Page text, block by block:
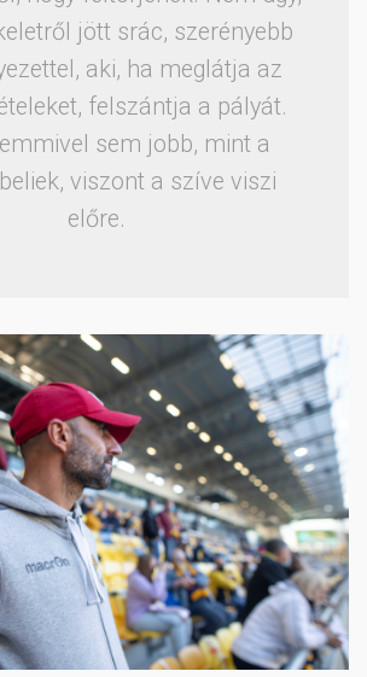
jött srác, szerényebb
aki, ha meglátja az
felszántja a pályát.
sem jobb, mint a
viszont a szíve viszi
előre.